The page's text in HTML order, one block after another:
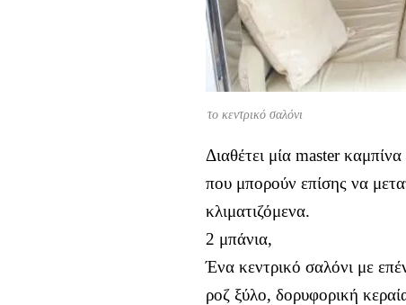
το κεντρικό σαλόνι
Διαθέτει μία master
που μπορούν επίσης να
κλιματιζόμενα.
2 μπάνια,
Ένα κεντρικό σαλόνι με
ροζ ξύλο, δορυφορική